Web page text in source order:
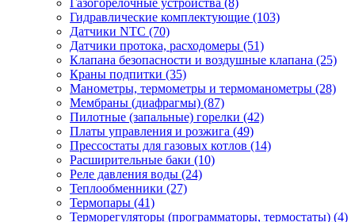
Газогорелочные устройства (8)
Гидравлические комплектующие (103)
Датчики NTC (70)
Датчики протока, расходомеры (51)
Клапана безопасности и воздушные клапана (25)
Краны подпитки (35)
Манометры, термометры и термоманометры (28)
Мембраны (диафрагмы) (87)
Пилотные (запальные) горелки (42)
Платы управления и розжига (49)
Прессостаты для газовых котлов (14)
Расширительные баки (10)
Реле давления воды (24)
Теплообменники (27)
Термопары (41)
Терморегуляторы (программаторы, термостаты) (4)